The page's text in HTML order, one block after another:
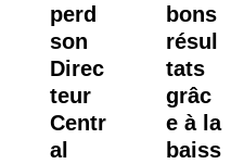
perd
son
Direc
teur
Centr
al
bons
résul
tats
grâc
e à la
baiss